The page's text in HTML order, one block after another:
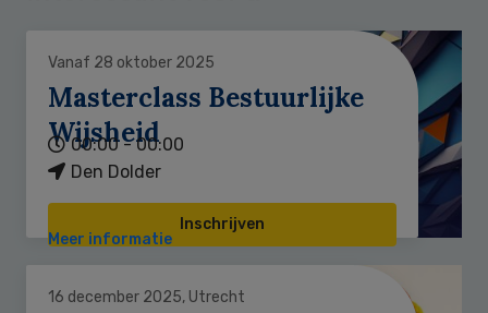
Vanaf 28 oktober 2025
Masterclass Bestuurlijke
Wijsheid
00:00 - 00:00
Den Dolder
Inschrijven
Meer informatie
16 december 2025, Utrecht